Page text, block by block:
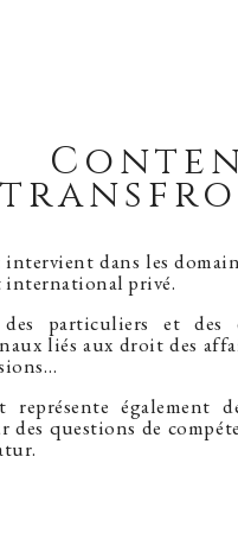
intervient dans les
privé.
particuliers et des
liés aux droit des
représente également
des questions de